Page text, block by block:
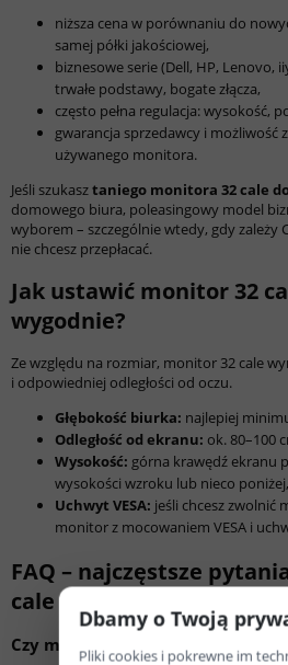
niższa cena w porównaniu do
samej półki jakościowej,
biznesowe serie (Dell, HP, Lenovo,
trwałe podstawy, bogate złącza,
często pełna regulacja: wysokość,
gwarancja sprzedawcy i możliwość
używanego monitora.
Jeśli szukasztaniego monitora 32 cale
domowego biura, poleasingowy model
wyborem – szczególnie wtedy, gdy zależy
nie chcesz przepłacać.
Jak ustawić monitor 32
wygodnie?
Ze względu na rozmiar, monitor 32 cale
i odpowiedniej odległości od oczu.
Głębokość biurka: najlepiej
Odległość od ekranu: ok. 80–100
Wysokość: górna krawędź ekranu
wysokości wzroku lub nieco poniżej,
Uchwyt VESA: jeśli chcesz zwolnić
monitor z mocowaniem VESA i
FAQ – najczęstsze
cale
Czy monitor 32 cale nie jest za
Dbamy o Twoją
Pliki cookies i pokrewne im